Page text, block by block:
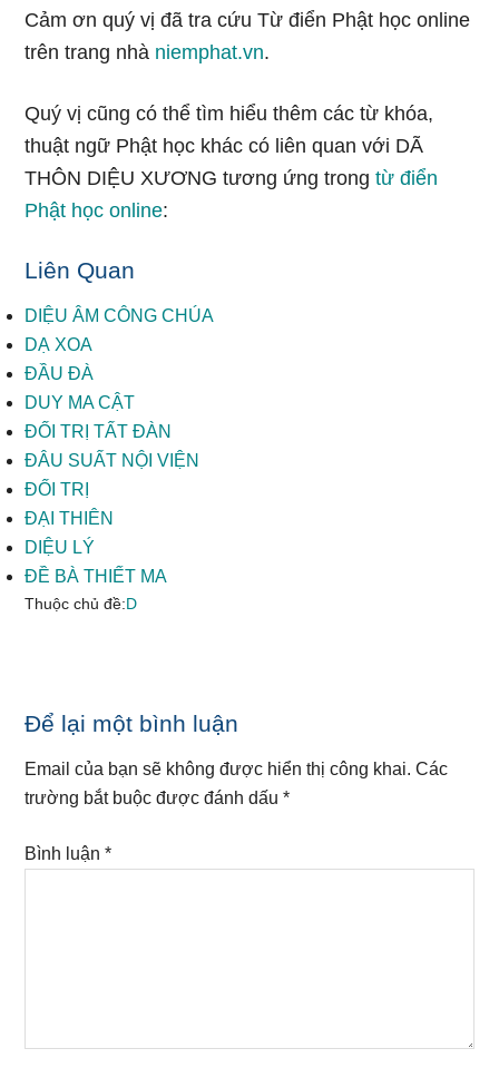
Cảm ơn quý vị đã tra cứu Từ điển Phật học online
trên trang nhà niemphat.vn.
Quý vị cũng có thể tìm hiểu thêm các từ khóa,
thuật ngữ Phật học khác có liên quan với DÃ
THÔN DIỆU XƯƠNG tương ứng trongtừ điển
Phật học online:
Liên Quan
DIỆU ÂM CÔNG CHÚA
DẠ XOA
ĐẦU ĐÀ
DUY MA CẬT
ĐỐI TRỊ TẤT ĐÀN
ĐÂU SUẤT NỘI VIỆN
ĐỐI TRỊ
ĐẠI THIÊN
DIỆU LÝ
ĐỀ BÀ THIẾT MA
Thuộc chủ đề:D
Reader
Interactions
Để lại một bình luận
Email của bạn sẽ không được hiển thị công khai. Các
trường bắt buộc được đánh dấu*
Bình luận*